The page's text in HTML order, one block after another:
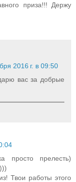
приза!!! Держу
2016 г. в 09:50
вас за добрые
просто прелесть)
Твои работы этого